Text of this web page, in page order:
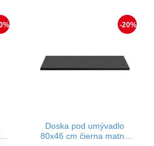
-20%
Doska pod umývadlo
80x46 cm čierna matná